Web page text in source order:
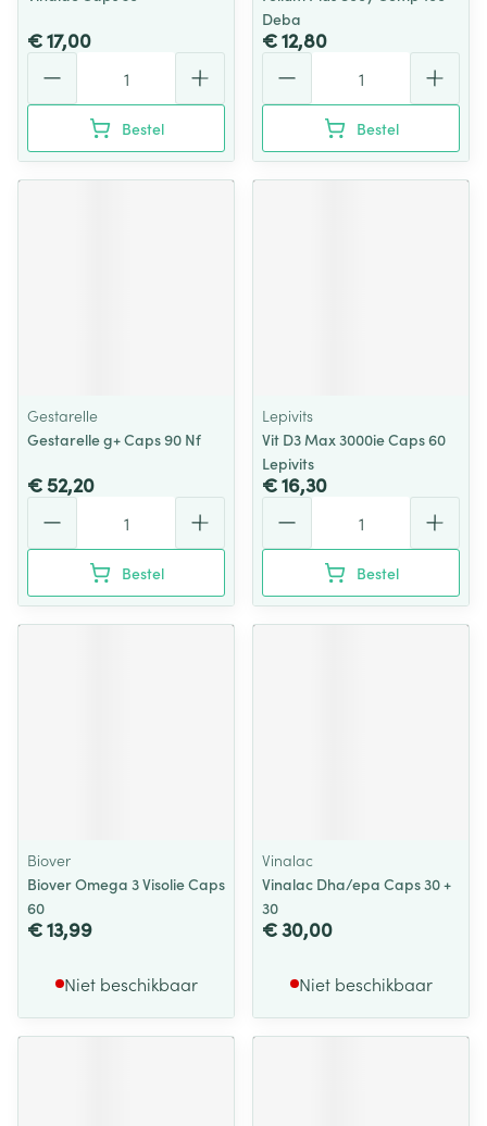
€ 17,00
Bestel
Deba
€ 12,80
Bestel
Gestarelle
Gestarelle g+ Caps 90 Nf
€ 52,20
Bestel
Lepivits
Vit D3 Max 3000ie Caps 60
Lepivits
€ 16,30
Bestel
Biover
Biover Omega 3 Visolie Caps
60
€ 13,99
Niet beschikbaar
Vinalac
Vinalac Dha/epa Caps 30 +
30
€ 30,00
Niet beschikbaar